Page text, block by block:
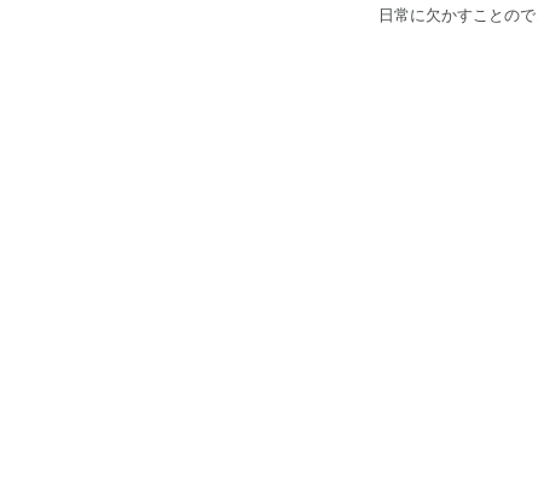
日常に欠かすことのできない機器を、陰で支
した。 扱う製品ご